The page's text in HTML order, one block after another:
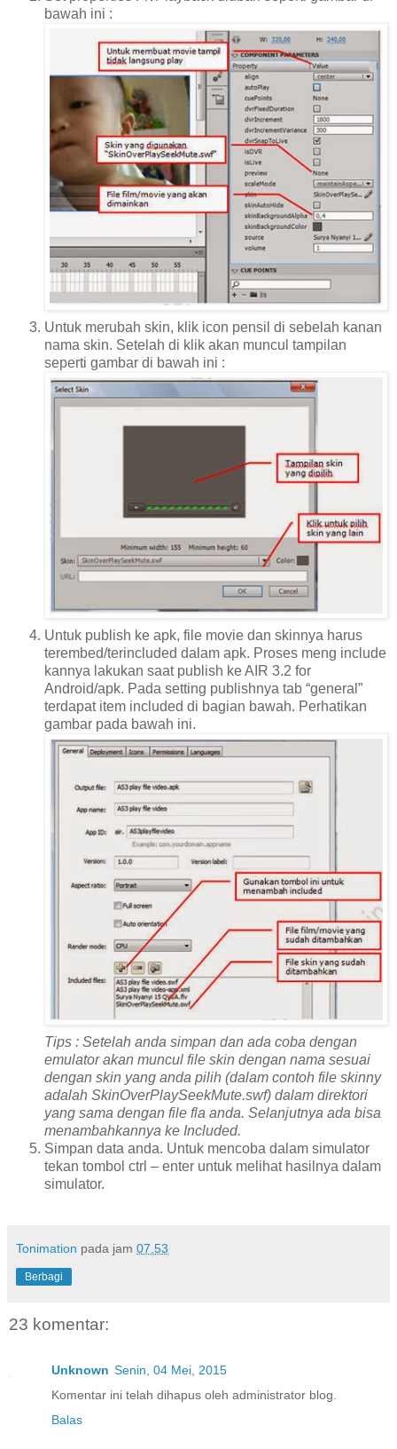
bawah ini :
Untuk merubah skin, klik icon pensil di sebelah kanan
nama skin. Setelah di klik akan muncul tampilan
seperti gambar di bawah ini :
Untuk publish ke apk, file movie dan skinnya harus
terembed/terincluded dalam apk. Proses meng include
kannya lakukan saat publish ke AIR 3.2 for
Android/apk. Pada setting publishnya tab “general”
terdapat item included di bagian bawah. Perhatikan
gambar pada bawah ini.
Tips : Setelah anda simpan dan ada coba dengan
emulator akan muncul file skin dengan nama sesuai
dengan skin yang anda pilih (dalam contoh file skinny
adalah SkinOverPlaySeekMute.swf) dalam direktori
yang sama dengan file fla anda. Selanjutnya ada bisa
menambahkannya ke Included.
Simpan data anda. Untuk mencoba dalam simulator
tekan tombol ctrl – enter untuk melihat hasilnya dalam
simulator.
Tonimation pada jam 07.53
Berbagi
23 komentar:
Unknown Senin, 04 Mei, 2015
Komentar ini telah dihapus oleh administrator blog.
Balas